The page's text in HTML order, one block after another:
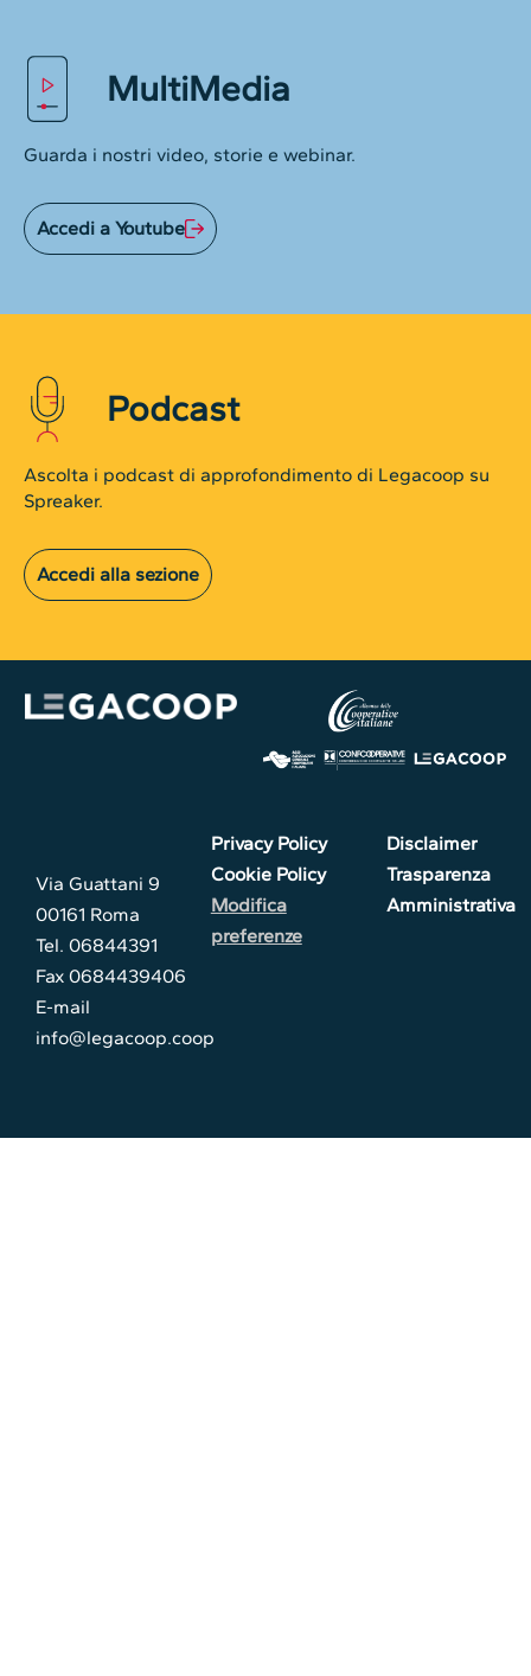
MultiMedia
Guarda i nostri video, storie e webinar.
Accedi a Youtube
Podcast
Ascolta i podcast di approfondimento di Legacoop su
Spreaker.
Accedi alla sezione
Via Guattani 9
00161 Roma
Tel. 06844391
Fax 0684439406
E-mail
info@legacoop.coop
Privacy Policy
Cookie Policy
Modifica
preferenze
Disclaimer
Trasparenza
Amministrativa